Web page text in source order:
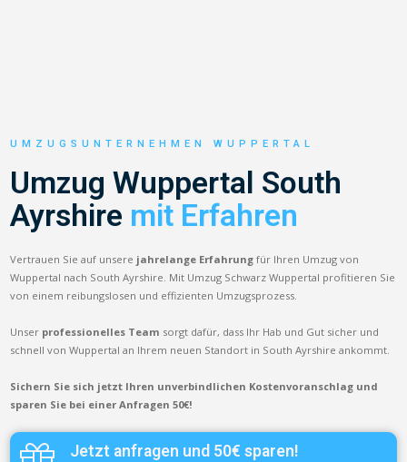
UMZUGSUNTERNEHMEN WUPPERTAL
Umzug Wuppertal South
Ayrshire mit Erfahren
Vertrauen Sie auf unsere jahrelange Erfahrung für Ihren Umzug von
Wuppertal nach South Ayrshire. Mit Umzug Schwarz Wuppertal profitieren Sie
von einem reibungslosen und effizienten Umzugsprozess.
Unser professionelles Team sorgt dafür, dass Ihr Hab und Gut sicher und
schnell von Wuppertal an Ihrem neuen Standort in South Ayrshire ankommt.
Sichern Sie sich jetzt Ihren unverbindlichen Kostenvoranschlag und
sparen Sie bei einer Anfragen 50€!
Jetzt anfragen und 50€ sparen!